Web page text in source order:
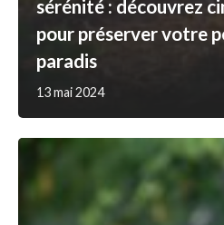
sérénité : découvrez
pour préserver votre
paradis
13 mai 2024